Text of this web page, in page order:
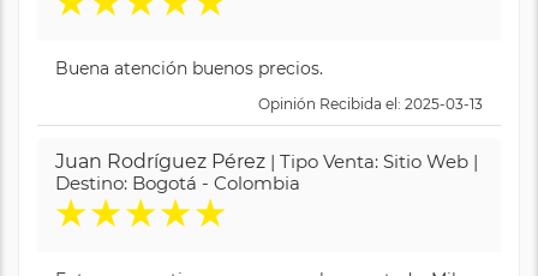
Buena atención buenos precios.
Opinión Recibida el: 2025-03-13
Juan Rodríguez Pérez | Tipo Venta: Sitio Web |
Destino: Bogotá - Colombia
★★★★★